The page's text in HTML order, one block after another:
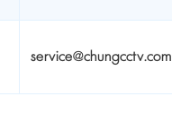
service@chungcctv.com